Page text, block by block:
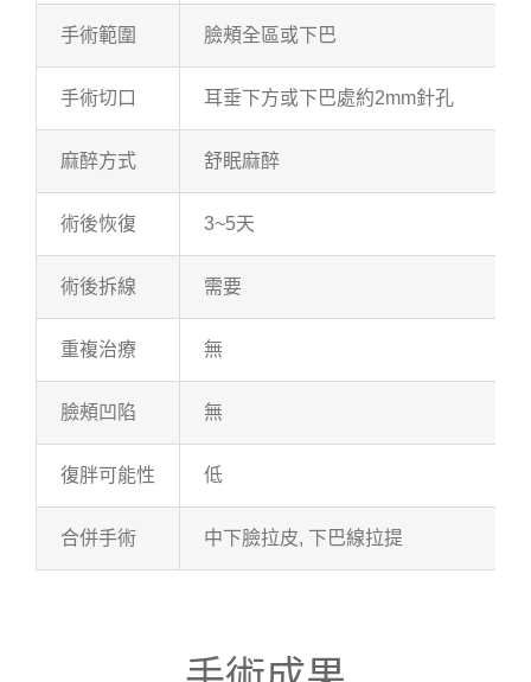
手術範圍 臉頰全區或下巴
手術切口 耳垂下方或下巴處約2mm針孔
麻醉方式 舒眠麻醉
術後恢復 3~5天
術後拆線 需要
重複治療 無
臉頰凹陷 無
復胖可能性 低
合併手術 中下臉拉皮, 下巴線拉提